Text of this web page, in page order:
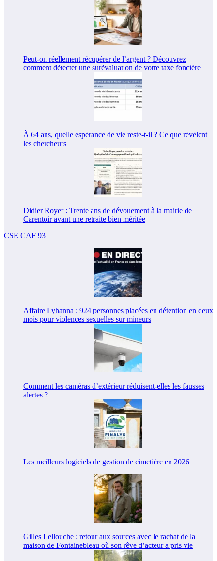
Peut-on réellement récupérer de l’argent ? Découvrez
comment détecter une surévaluation de votre taxe foncière
À 64 ans, quelle espérance de vie reste-t-il ? Ce que révèlent
les chercheurs
Didier Royer : Trente ans de dévouement à la mairie de
Carentoir avant une retraite bien méritée
CSE CAF 93
Affaire Lyhanna : 924 personnes placées en détention en deux
mois pour violences sexuelles sur mineurs
Comment les caméras d’extérieur réduisent-elles les fausses
alertes ?
Les meilleurs logiciels de gestion de cimetière en 2026
Gilles Lellouche : retour aux sources avec le rachat de la
maison de Fontainebleau où son rêve d’acteur a pris vie